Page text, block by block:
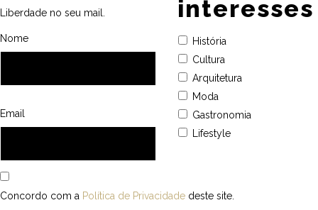
Liberdade no seu mail.
Nome
Email
interesses
História
Cultura
Arquitetura
Moda
Gastronomia
Lifestyle
Concordo com a Política de Privacidade deste site.